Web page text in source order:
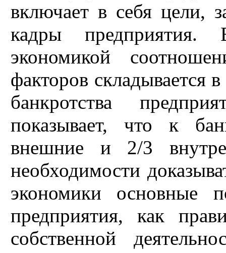
включает в себя цели,
кадры предприятия.
экономикой
факторов складывается
банкротства
показывает, что к
внешние и 2/3
необходимости
экономики основные
предприятия, как
собственной